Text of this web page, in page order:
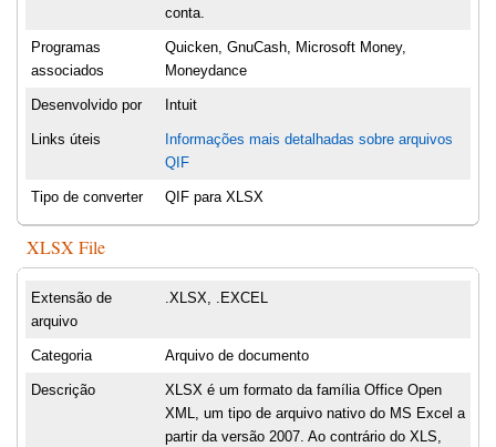
conta.
Programas
associados
Quicken, GnuCash, Microsoft Money,
Moneydance
Desenvolvido por Intuit
Links úteis
Informações mais detalhadas sobre arquivos
QIF
Tipo de converter QIF para XLSX
XLSX File
Extensão de
arquivo
.XLSX, .EXCEL
Categoria Arquivo de documento
Descrição
XLSX é um formato da família Office Open
XML, um tipo de arquivo nativo do MS Excel a
partir da versão 2007. Ao contrário do XLS,